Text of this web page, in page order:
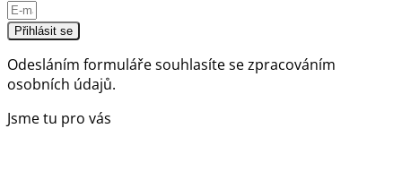
Přihlásit se
Odesláním formuláře souhlasíte sezpracováním
osobních údajů.
Jsme tu pro vás